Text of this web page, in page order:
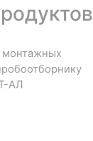
монтажных
АЛ